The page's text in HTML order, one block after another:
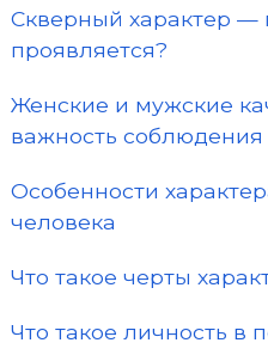
Скверный характер —
проявляется?
Женские и мужские
важность соблюдения
Особенности
человека
Что такое черты
Что такое личность в